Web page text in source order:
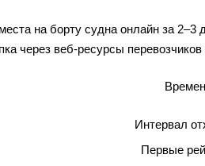
на борту судна онлайн за
через веб-ресурсы
Интервал
Первые